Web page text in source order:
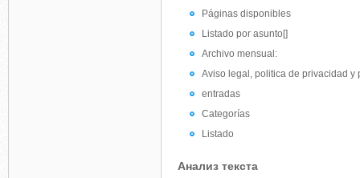
Páginas disponibles
Listado por asunto[]
Archivo mensual:
Aviso legal, politica de privacidad y
entradas
Categorías
Listado
Анализ текста